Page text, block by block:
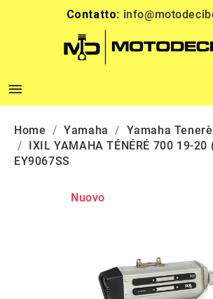
Contatto:

Home Yamaha
Yamaha
IXIL YAMAHA TÉNÉRÉ 700 19-20
EY9067SS
Nuovo